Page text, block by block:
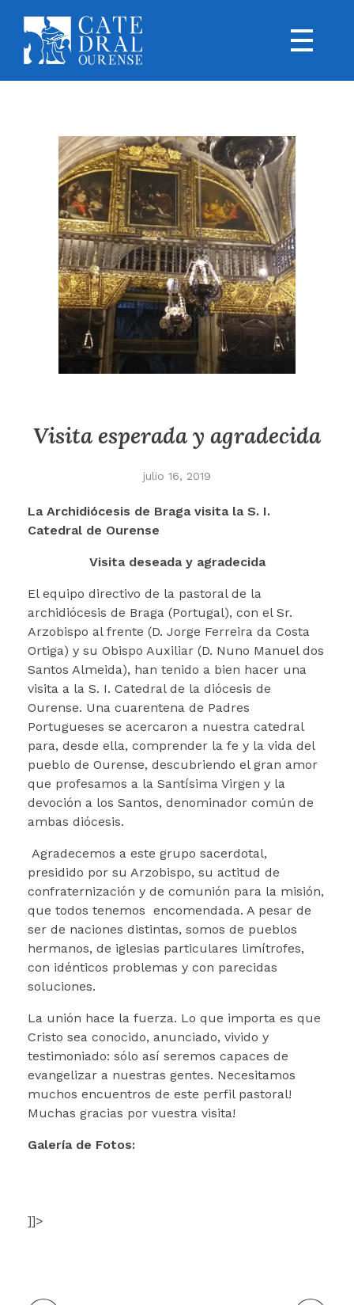
Visita esperada y agradecida
julio 16, 2019
La Archidiócesis de Braga visita la S. I.
Catedral de Ourense
Visita deseada y agradecida
El equipo directivo de la pastoral de la
archidiócesis de Braga (Portugal), con el Sr.
Arzobispo al frente (D. Jorge Ferreira da Costa
Ortiga) y su Obispo Auxiliar (D. Nuno Manuel dos
Santos Almeida), han tenido a bien hacer una
visita a la S. I. Catedral de la diócesis de
Ourense. Una cuarentena de Padres
Portugueses se acercaron a nuestra catedral
para, desde ella, comprender la fe y la vida del
pueblo de Ourense, descubriendo el gran amor
que profesamos a la Santísima Virgen y la
devoción a los Santos, denominador común de
ambas diócesis.
Agradecemos a este grupo sacerdotal,
presidido por su Arzobispo, su actitud de
confraternización y de comunión para la misión,
que todos tenemos encomendada. A pesar de
ser de naciones distintas, somos de pueblos
hermanos, de iglesias particulares limítrofes,
con idénticos problemas y con parecidas
soluciones.
La unión hace la fuerza. Lo que importa es que
Cristo sea conocido, anunciado, vivido y
testimoniado: sólo así seremos capaces de
evangelizar a nuestras gentes. Necesitamos
muchos encuentros de este perfil pastoral!
Muchas gracias por vuestra visita!
Galería de Fotos:
]]>